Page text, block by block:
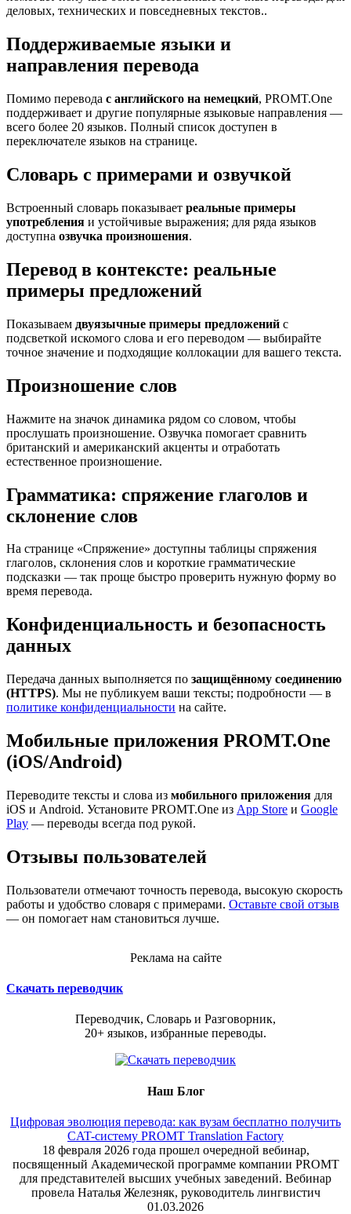
деловых, технических и повседневных текстов..
Поддерживаемые языки и
направления перевода
Помимо перевода с английского на немецкий, PROMT.One
поддерживает и другие популярные языковые направления —
всего более 20 языков. Полный список доступен в
переключателе языков на странице.
Словарь с примерами и озвучкой
Встроенный словарь показывает реальные примеры
употребления и устойчивые выражения; для ряда языков
доступна озвучка произношения.
Перевод в контексте: реальные
примеры предложений
Показываем двуязычные примеры предложений с
подсветкой искомого слова и его переводом — выбирайте
точное значение и подходящие коллокации для вашего текста.
Произношение слов
Нажмите на значок динамика рядом со словом, чтобы
прослушать произношение. Озвучка помогает сравнить
британский и американский акценты и отработать
естественное произношение.
Грамматика: спряжение глаголов и
склонение слов
На странице «Спряжение» доступны таблицы спряжения
глаголов, склонения слов и короткие грамматические
подсказки — так проще быстро проверить нужную форму во
время перевода.
Конфиденциальность и безопасность
данных
Передача данных выполняется по защищённому соединению
(HTTPS). Мы не публикуем ваши тексты; подробности — в
политике конфиденциальности на сайте.
Мобильные приложения PROMT.One
(iOS/Android)
Переводите тексты и слова из мобильного приложения для
iOS и Android. Установите PROMT.One из App Store и Google
Play — переводы всегда под рукой.
Отзывы пользователей
Пользователи отмечают точность перевода, высокую скорость
работы и удобство словаря с примерами. Оставьте свой отзыв
— он помогает нам становиться лучше.
Реклама на сайте
Скачать переводчик
Переводчик, Словарь и Разговорник,
20+ языков, избранные переводы.
Наш Блог
Цифровая эволюция перевода: как вузам бесплатно получить
CAT-систему PROMT Translation Factory
18 февраля 2026 года прошел очередной вебинар,
посвященный Академической программе компании PROMT
для представителей высших учебных заведений. Вебинар
провела Наталья Железняк, руководитель лингвистич
01.03.2026